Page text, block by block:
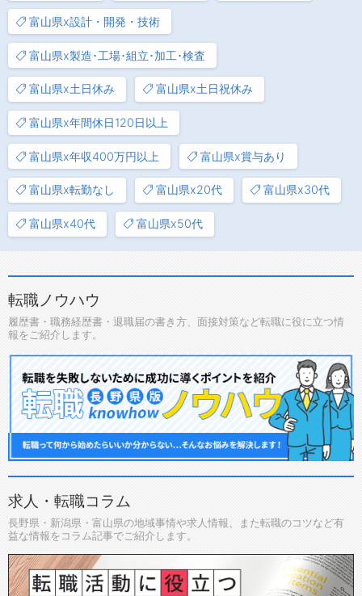
富山県x設計・開発・技術
富山県x製造･工場･組立･加工･検査
富山県x土日休み 富山県x土日祝休み
富山県x年間休日120日以上
富山県x年収400万円以上 富山県x賞与あり
富山県x転勤なし 富山県x20代 富山県x30代
富山県x40代 富山県x50代
転職ノウハウ
履歴書・職務経歴書・退職届の書き方、面接対策など転職に役に立つ情
報をご紹介します。
求人・転職コラム
長野県・新潟県・富山県の地域事情や求人情報、また転職のコツなど有
益な情報をコラム記事でご紹介します。